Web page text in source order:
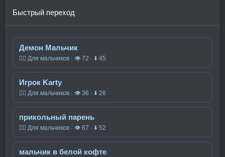
Быстрый переход
Демон Мальчик
🧍‍♂️ Для мальчиков · 👁 72 · ⬇ 45
Игрок Karty
🧍‍♂️ Для мальчиков · 👁 36 · ⬇ 26
прикольный парень
🧍‍♂️ Для мальчиков · 👁 67 · ⬇ 52
мальчик в белой кофте